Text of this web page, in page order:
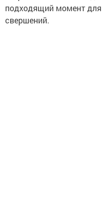
подходящий момент для
свершений.